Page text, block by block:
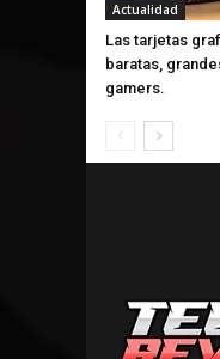
Actualidad
Las tarjetas
baratas,
gamers.